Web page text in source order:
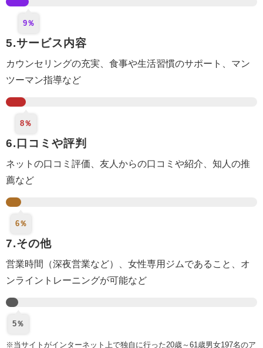
9％
5.サービス内容
カウンセリングの充実 、食事や生活習慣のサポート
、マン
ツーマン指導など
8％
6.口コミや評判
ネットの口コミ評価、 友人からの口コミや紹介 、知人の推
薦など
6％
7.その他
営業時間（深夜営業など）、女性専用ジムであること、オ
ンライントレーニングが可能など
5％
※当サイトがインターネット上で独自に行った20歳～61歳男女197名のア